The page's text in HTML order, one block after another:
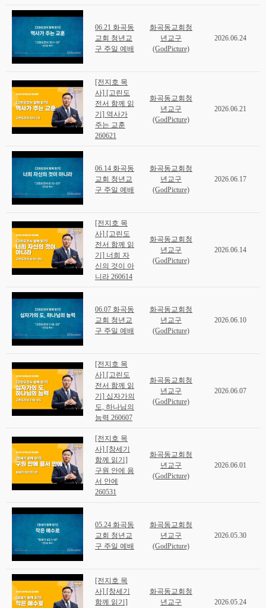
06.21 화곡동
교회 청년교
구 주일 예배
화곡동교회청
년교구
(GodPicture)
2026.06.24
[전지호 목
사] [고린도
전서 함께 읽
기] 역사가
주는 교훈
260621
화곡동교회청
년교구
(GodPicture)
2026.06.21
06.14 화곡동
교회 청년교
구 주일 예배
화곡동교회청
년교구
(GodPicture)
2026.06.17
[전지호 목
사] [고린도
전서 함께 읽
기] 너희 자
신의 것이 아
니라 260614
화곡동교회청
년교구
(GodPicture)
2026.06.14
06.07 화곡동
교회 청년교
구 주일 예배
화곡동교회청
년교구
(GodPicture)
2026.06.10
[전지호 목
사] [고린도
전서 함께 읽
기] 십자가의
도, 하나님의
능력 260607
화곡동교회청
년교구
(GodPicture)
2026.06.07
[전지호 목
사] [창세기
함께 읽기]
구원 안에 용
서 안에
260531
화곡동교회청
년교구
(GodPicture)
2026.06.01
05.24 화곡동
교회 청년교
구 주일 예배
화곡동교회청
년교구
(GodPicture)
2026.05.30
[전지호 목
사] [창세기
함께 읽기]
화곡동교회청
년교구
2026.05.24